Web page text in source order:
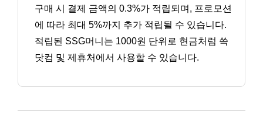
구매 시 결제 금액의 0.3%가 적립되며, 프로모션
에 따라 최대 5%까지 추가 적립될 수 있습니다.
적립된 SSG머니는 1000원 단위로 현금처럼 쓱
닷컴 및 제휴처에서 사용할 수 있습니다.